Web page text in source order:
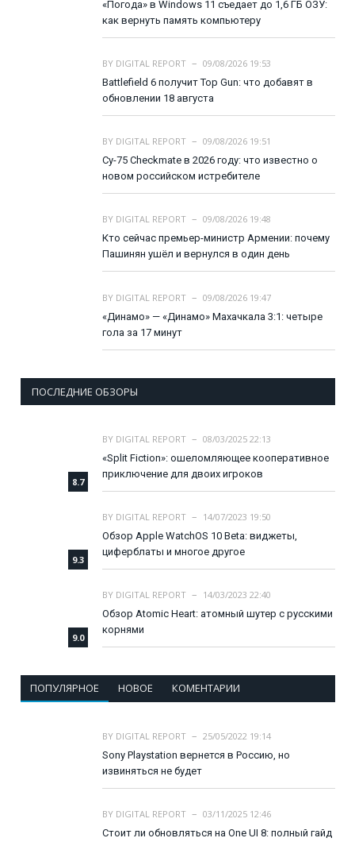
«Погода» в Windows 11 съедает до 1,6 ГБ ОЗУ:
как вернуть память компьютеру
BY DIGITAL REPORT
09/08/2026 19:53
Battlefield 6 получит Top Gun: что добавят в
обновлении 18 августа
BY DIGITAL REPORT
09/08/2026 19:51
Су-75 Checkmate в 2026 году: что известно о
новом российском истребителе
BY DIGITAL REPORT
09/08/2026 19:48
Кто сейчас премьер-министр Армении: почему
Пашинян ушёл и вернулся в один день
BY DIGITAL REPORT
09/08/2026 19:47
«Динамо» — «Динамо» Махачкала 3:1: четыре
гола за 17 минут
ПОСЛЕДНИЕ ОБЗОРЫ
8.7
BY DIGITAL REPORT
08/03/2025 22:13
«Split Fiction»: ошеломляющее кооперативное
приключение для двоих игроков
9.3
BY DIGITAL REPORT
14/07/2023 19:50
Обзор Apple WatchOS 10 Beta: виджеты,
циферблаты и многое другое
9.0
BY DIGITAL REPORT
14/03/2023 22:40
Обзор Atomic Heart: атомный шутер с русскими
корнями
ПОПУЛЯРНОЕ НОВОЕ КОМЕНТАРИИ
BY DIGITAL REPORT
25/05/2022 19:14
Sony Playstation вернется в Россию, но
извиняться не будет
BY DIGITAL REPORT
03/11/2025 12:46
Стоит ли обновляться на One UI 8: полный гайд